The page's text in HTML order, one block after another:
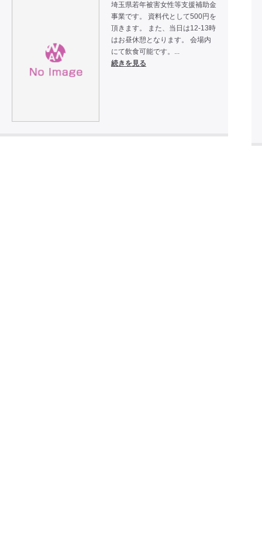
埼玉県若年被害女性等支援補助金
事業です。 資料代として500円を
頂きます。 また、当日は12-13時
はお昼休憩となります。 会場内
にて飲食可能です。...
続きを見る